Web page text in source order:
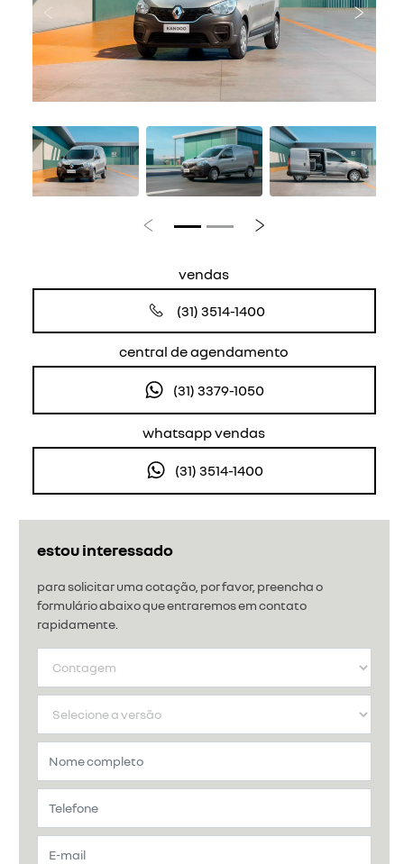
estou interessado
para solicitar uma cotação, por favor, preencha o
formulário abaixo que entraremos em contato
rapidamente.
Anterior
Anterior Próximo
vendas
(31) 3514-1400
central de agendamento
(31) 3379-1050
whatsapp vendas
(31) 3514-1400